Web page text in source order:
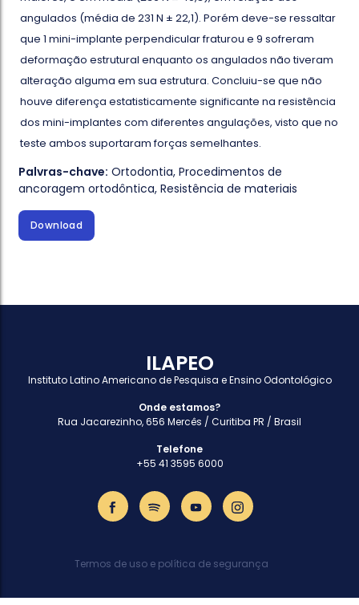
angulados (média de 231 N ± 22,1). Porém deve-se ressaltar
que 1 mini-implante perpendicular fraturou e 9 sofreram
deformação estrutural enquanto os angulados não tiveram
alteração alguma em sua estrutura. Concluiu-se que não
houve diferença estatisticamente significante na resistência
dos mini-implantes com diferentes angulações, visto que no
teste ambos suportaram forças semelhantes.
Palvras-chave: Ortodontia,Procedimentos de
ancoragem ortodôntica,Resistência de materiais
Download
ILAPEO
Instituto Latino Americano de Pesquisa e Ensino Odontológico
Onde estamos?
Rua Jacarezinho, 656 Mercês / Curitiba PR / Brasil
Telefone
+55 41 3595 6000
Termos de uso e política de segurança